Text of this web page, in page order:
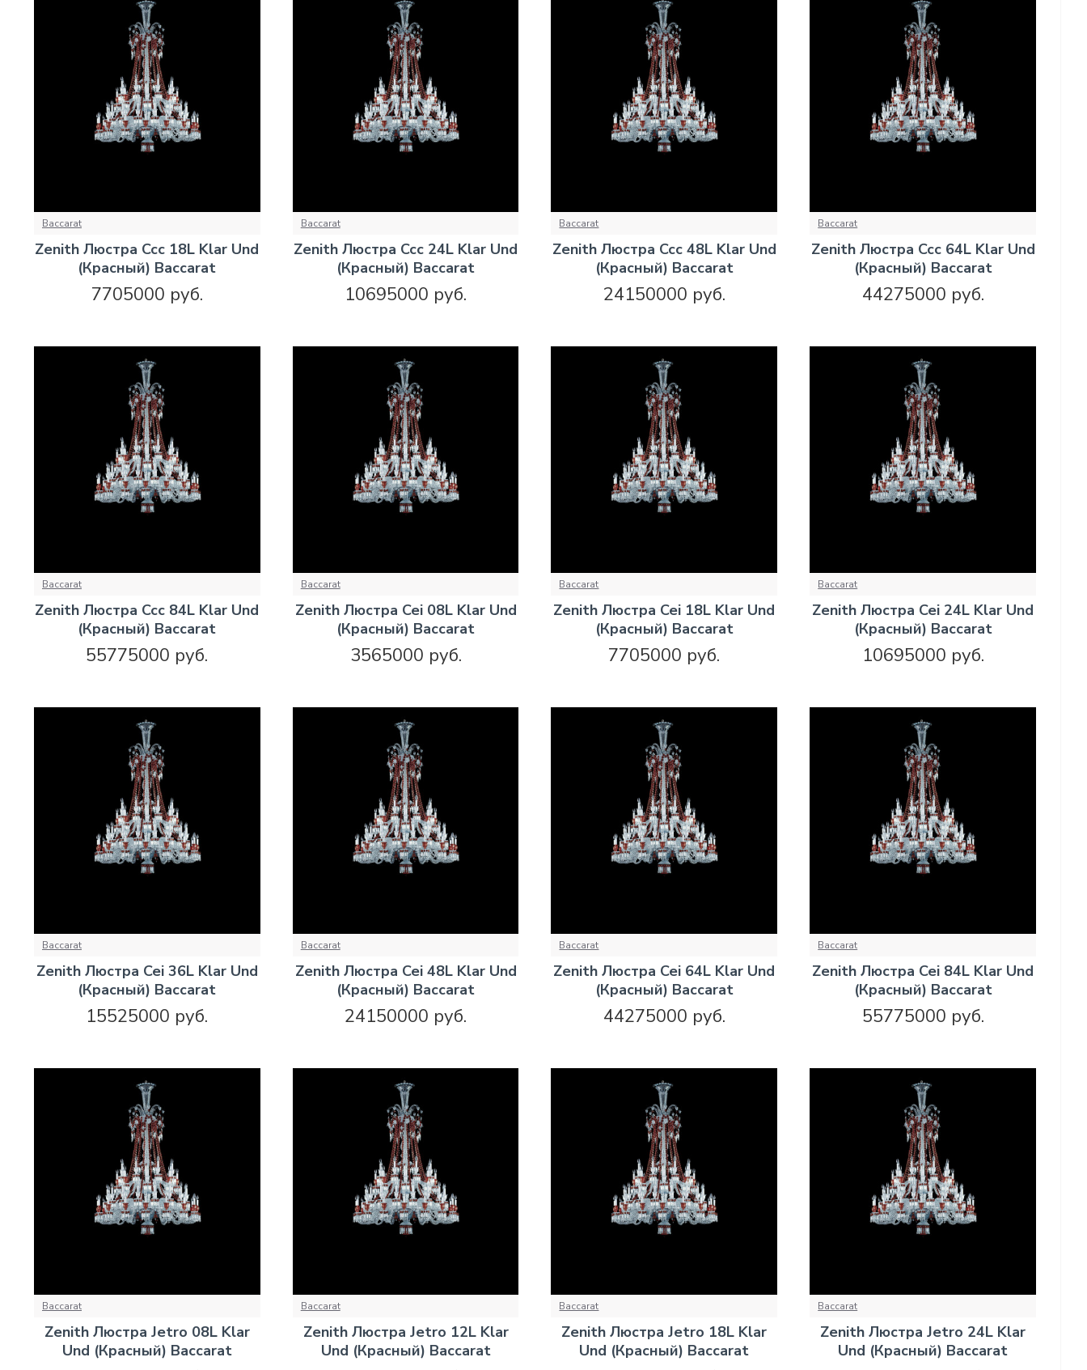
Baccarat
Zenith Люстра Ccc 18L Klar Und
(Красный) Baccarat
7705000 руб.
Baccarat
Zenith Люстра Ccc 24L Klar Und
(Красный) Baccarat
10695000 руб.
Baccarat
Zenith Люстра Ccc 48L Klar Und
(Красный) Baccarat
24150000 руб.
Baccarat
Zenith Люстра Ccc 64L Klar Und
(Красный) Baccarat
44275000 руб.
Baccarat
Zenith Люстра Ccc 84L Klar Und
(Красный) Baccarat
55775000 руб.
Baccarat
Zenith Люстра Cei 08L Klar Und
(Красный) Baccarat
3565000 руб.
Baccarat
Zenith Люстра Cei 18L Klar Und
(Красный) Baccarat
7705000 руб.
Baccarat
Zenith Люстра Cei 24L Klar Und
(Красный) Baccarat
10695000 руб.
Baccarat
Zenith Люстра Cei 36L Klar Und
(Красный) Baccarat
15525000 руб.
Baccarat
Zenith Люстра Cei 48L Klar Und
(Красный) Baccarat
24150000 руб.
Baccarat
Zenith Люстра Cei 64L Klar Und
(Красный) Baccarat
44275000 руб.
Baccarat
Zenith Люстра Cei 84L Klar Und
(Красный) Baccarat
55775000 руб.
Baccarat
Zenith Люстра Jetro 08L Klar
Und (Красный) Baccarat
Baccarat
Zenith Люстра Jetro 12L Klar
Und (Красный) Baccarat
Baccarat
Zenith Люстра Jetro 18L Klar
Und (Красный) Baccarat
Baccarat
Zenith Люстра Jetro 24L Klar
Und (Красный) Baccarat